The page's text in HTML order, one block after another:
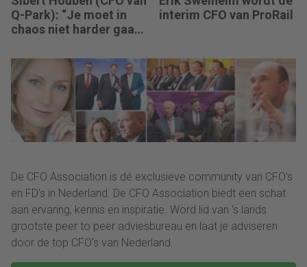
Q-Park): “Je moet in
chaos niet harder gaan
naar de fundamenten.”
interim CFO van ProRail
De CFO Association is dé exclusieve community van CFO's
en FD's in Nederland. De CFO Association biedt een schat
aan ervaring, kennis en inspiratie. Word lid van ‘s lands
grootste peer to peer adviesbureau en laat je adviseren
door de top CFO's van Nederland.